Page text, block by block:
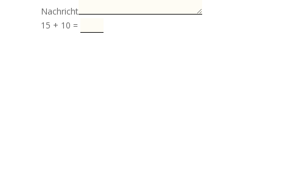
Nachricht
15 + 10 =